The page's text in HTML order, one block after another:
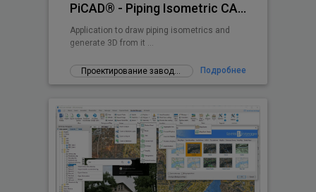
PiCAD® - Piping Isometric CAD 2D>3D
Application to draw piping isometrics and
generate 3D from it ...
Проектирование заводов Подробнее